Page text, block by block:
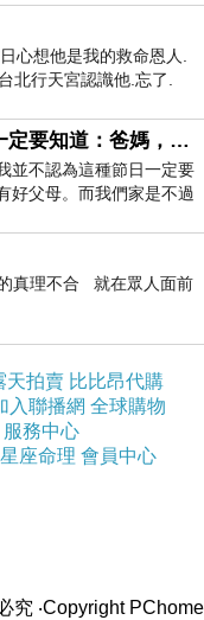
經想很多天了!
】Paul frank大
紅)的評
得文.試用文.分
用.推薦.評價.熱
Paul frank大嘴
紅) 的原
到詐騙集團,所以
心想他是我的救命恩人.
北行天宮認識他.忘了.
出生即欠債？孩子一定要知道：爸媽，其實我不欠你們
並不認為這種節日一定要
好父母。而我們家是不過
感，生活趨近冷
理不合 就在眾人面前
天拍賣 比比昂代購
入聯播網 全球購物
服務中心
星座命理 會員中心
究 ‧Copyright PChome